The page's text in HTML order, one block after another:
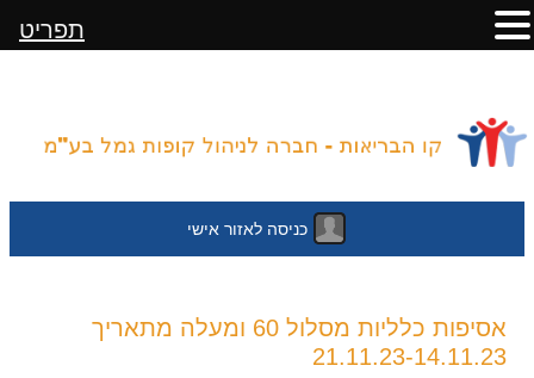
כניסה לאזור אישי
לתוכןאסיפות כלליות מסלול 60 ומעלה מתאריך
21.11.23-14.11.23
תפריט